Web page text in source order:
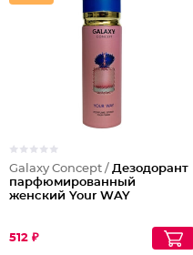
Galaxy Concept / Дезодорант
парфюмированный
женский Your WAY
512 ₽